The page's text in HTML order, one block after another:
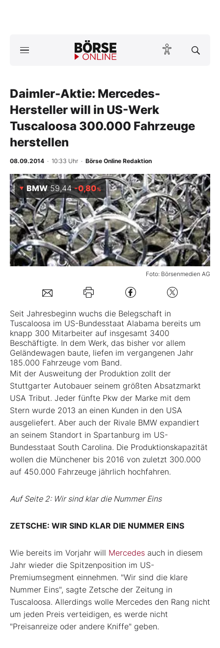
ktuelle Ausgabe BÖRSE ONLINE lesen
News
Anlageprodukte
Finanz-Check
Abo & Shop
BO-Musterdepots
Experten
Mein B:O
Kontakt
Daimler-Aktie: Mercedes-
Hersteller will in US-Werk
Tuscaloosa 300.000 Fahrzeuge
herstellen
08.09.2014 · 10:33 Uhr · Börse Online Redaktion
Foto: Börsenmedien AG
BMW 59,44 -0,80%
Seit Jahresbeginn wuchs die Belegschaft in
Tuscaloosa im US-Bundesstaat Alabama bereits um
knapp 300 Mitarbeiter auf insgesamt 3400
Beschäftigte. In dem Werk, das bisher vor allem
Geländewagen baute, liefen im vergangenen Jahr
185.000 Fahrzeuge vom Band.
Mit der Ausweitung der Produktion zollt der
Stuttgarter Autobauer seinem größten Absatzmarkt
USA Tribut. Jeder fünfte Pkw der Marke mit dem
Stern wurde 2013 an einen Kunden in den USA
ausgeliefert. Aber auch der Rivale BMW expandiert
an seinem Standort in Spartanburg im US-
Bundesstaat South Carolina. Die Produktionskapazität
wollen die Münchener bis 2016 von zuletzt 300.000
auf 450.000 Fahrzeuge jährlich hochfahren.
Auf Seite 2: Wir sind klar die Nummer Eins
ZETSCHE: WIR SIND KLAR DIE NUMMER EINS
Wie bereits im Vorjahr will Mercedes auch in diesem
Jahr wieder die Spitzenposition im US-
Premiumsegment einnehmen. "Wir sind die klare
Nummer Eins", sagte Zetsche der Zeitung in
Tuscaloosa. Allerdings wolle Mercedes den Rang nicht
um jeden Preis verteidigen, es werde nicht
"Preisanreize oder andere Kniffe" geben.